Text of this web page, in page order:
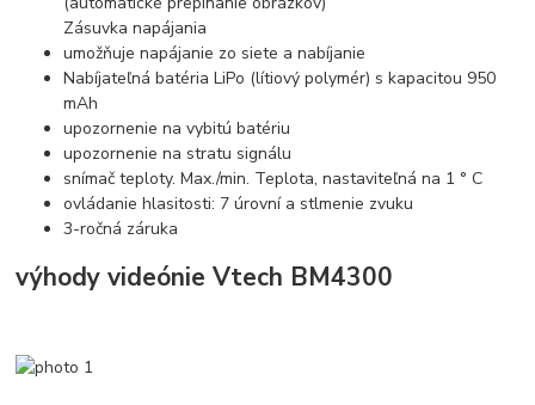
Zásuvka napájania
umožňuje napájanie zo siete a nabíjanie
Nabíjateľná batéria LiPo (lítiový polymér) s kapacitou 950
mAh
upozornenie na vybitú batériu
upozornenie na stratu signálu
snímač teploty. Max./min. Teplota, nastaviteľná na 1 ° C
ovládanie hlasitosti: 7 úrovní a stlmenie zvuku
3-ročná záruka
výhody videónie Vtech BM4300